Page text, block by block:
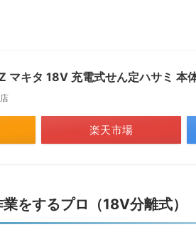
マキタ 18V 充電式せん定ハサミ 本
楽天市場
をするプロ（18V分離式）